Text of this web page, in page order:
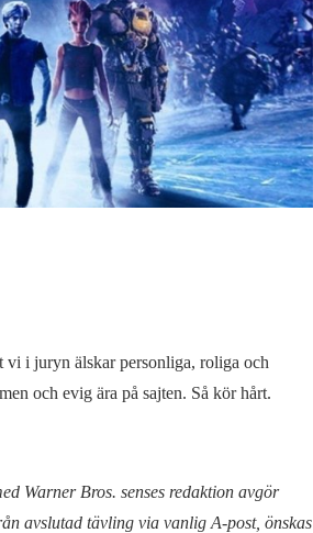
vi i juryn älskar personliga, roliga och
och evig ära på sajten. Så kör hårt.
Warner Bros. senses redaktion avgör
avslutad tävling via vanlig A-post, önskas